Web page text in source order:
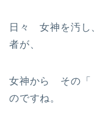
日々 女神を汚し
者が、
女神から その「
のですね。